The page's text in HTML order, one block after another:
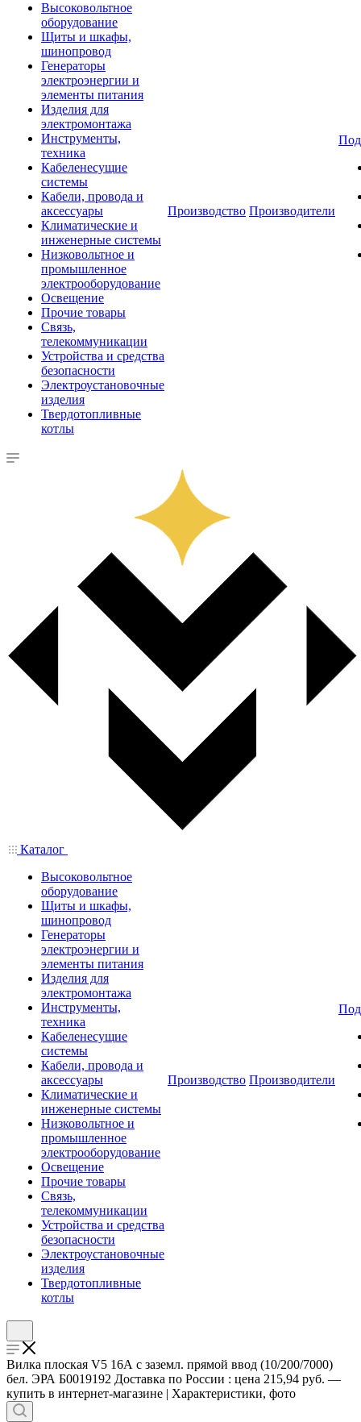
Высоковольтное
оборудование
Щиты и шкафы,
шинопровод
Генераторы
электроэнергии и
элементы питания
Изделия для
электромонтажа
Инструменты,
техника
Кабеленесущие
системы
Кабели, провода и
аксессуары
Климатические и
инженерные системы
Низковольтное и
промышленное
электрооборудование
Освещение
Прочие товары
Связь,
телекоммуникации
Устройства и средства
безопасности
Электроустановочные
изделия
Твердотопливные
котлы
Производство Производители
Каталог
Высоковольтное
оборудование
Щиты и шкафы,
шинопровод
Генераторы
электроэнергии и
элементы питания
Изделия для
электромонтажа
Инструменты,
техника
Кабеленесущие
системы
Кабели, провода и
аксессуары
Климатические и
инженерные системы
Низковольтное и
промышленное
электрооборудование
Освещение
Прочие товары
Связь,
телекоммуникации
Устройства и средства
безопасности
Электроустановочные
изделия
Твердотопливные
котлы
Производство Производители
Вилка плоская V5 16А с заземл. прямой ввод (10/200/7000)
бел. ЭРА Б0019192 Доставка по России : цена 215,94 руб. —
купить в интернет-магазине | Характеристики, фото